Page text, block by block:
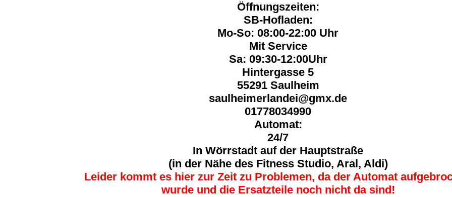
Öffnungszeiten:
SB-Hofladen:
Mo-So: 08:00-22:00 Uhr
Mit Service
Sa: 09:30-12:00Uhr
Hintergasse 5
55291 Saulheim
saulheimerlandei@gmx.de
01778034990
Automat:
24/7
In Wörrstadt auf der Hauptstraße
(in der Nähe des Fitness Studio, Aral, Aldi)
Leider kommt es hier zur Zeit zu Problemen, da der Automat
wurde und die Ersatzteile noch nicht da sind!